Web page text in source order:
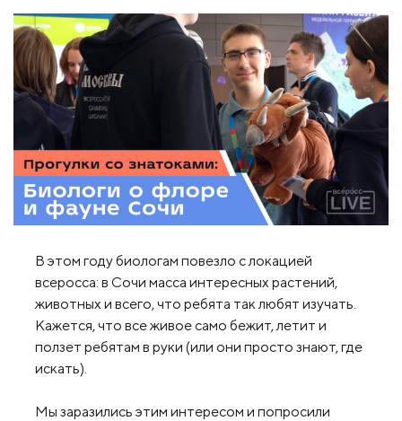
В этом году биологам повезло с локацией
всеросса: в Сочи масса интересных растений,
животных и всего, что ребята так любят изучать.
Кажется, что все живое само бежит, летит и
ползет ребятам в руки (или они просто знают, где
искать).
Мы заразились этим интересом и попросили